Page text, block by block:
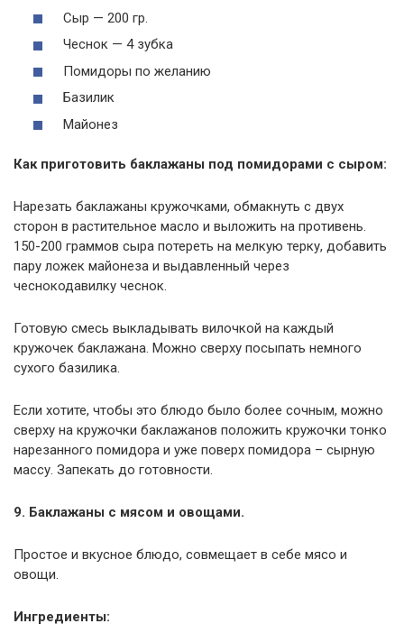
Сыр — 200 гр.
Чеснок — 4 зубка
Помидоры по желанию
Базилик
Майонез
Как приготовить баклажаны под помидорами с сыром:
Нарезать баклажаны кружочками, обмакнуть с двух
сторон в растительное масло и выложить на противень.
150-200 граммов сыра потереть на мелкую терку, добавить
пару ложек майонеза и выдавленный через
чеснокодавилку чеснок.
Готовую смесь выкладывать вилочкой на каждый
кружочек баклажана. Можно сверху посыпать немного
сухого базилика.
Если хотите, чтобы это блюдо было более сочным, можно
сверху на кружочки баклажанов положить кружочки тонко
нарезанного помидора и уже поверх помидора – сырную
массу. Запекать до готовности.
9. Баклажаны с мясом и овощами.
Простое и вкусное блюдо, совмещает в себе мясо и
овощи.
Ингредиенты: